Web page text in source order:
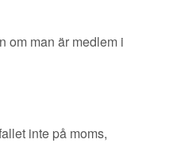
om man är medlem i
inte på moms,